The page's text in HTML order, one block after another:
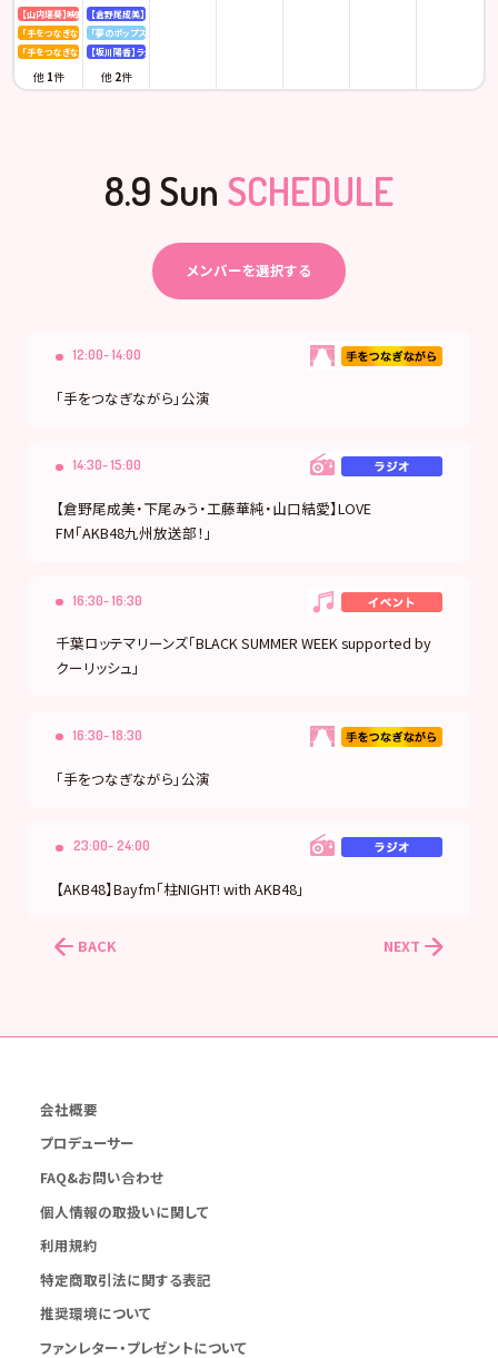
【山内瑞葵】映画 『キオク』先行試写会
「手をつなぎながら」公演
「手をつなぎながら」公演
他 1件
【倉野尾成美】KBCラジオ「下町やぶさか診療所」
「夢のポップスター」公演
【坂川陽香】ラジオ日本「Happy!!福井に来とっけの～」
他 2件
8.9 Sun SCHEDULE
メンバーを選択する
12:00- 14:00
「手をつなぎながら」公演
14:30- 15:00
【倉野尾成美・下尾みう・工藤華純・山口結愛】LOVE
FM「AKB48九州放送部！」
16:30- 16:30
千葉ロッテマリーンズ「BLACK SUMMER WEEK supported by
クーリッシュ」
16:30- 18:30
「手をつなぎながら」公演
23:00- 24:00
【AKB48】Bayfm「柱NIGHT! with AKB48」
BACK NEXT
会社概要
プロデューサー
FAQ&お問い合わせ
個人情報の取扱いに関して
利用規約
特定商取引法に関する表記
推奨環境について
ファンレター・プレゼントについて